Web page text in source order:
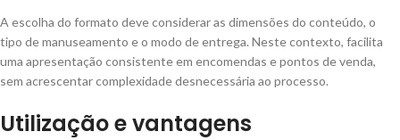
A escolha do formato deve considerar as dimensões do conteúdo, o
tipo de manuseamento e o modo de entrega. Neste contexto, facilita
uma apresentação consistente em encomendas e pontos de venda,
sem acrescentar complexidade desnecessária ao processo.
Utilização e vantagens